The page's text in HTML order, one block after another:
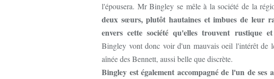
l'épousera. Mr Bingley se mêle à la société de la
deux sœurs, plutôt hautaines et imbues de leur
envers cette société qu'elles trouvent rustique
Bingley vont donc voir d'un mauvais oeil l'intérêt de
aînée des Bennett, aussi belle que discrète.
Bingley est également accompagné de l'un de